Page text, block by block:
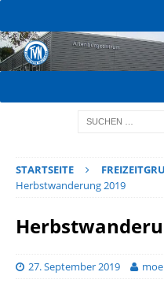
STARTSEITE
Herbstwanderung 2019
27. September 2019